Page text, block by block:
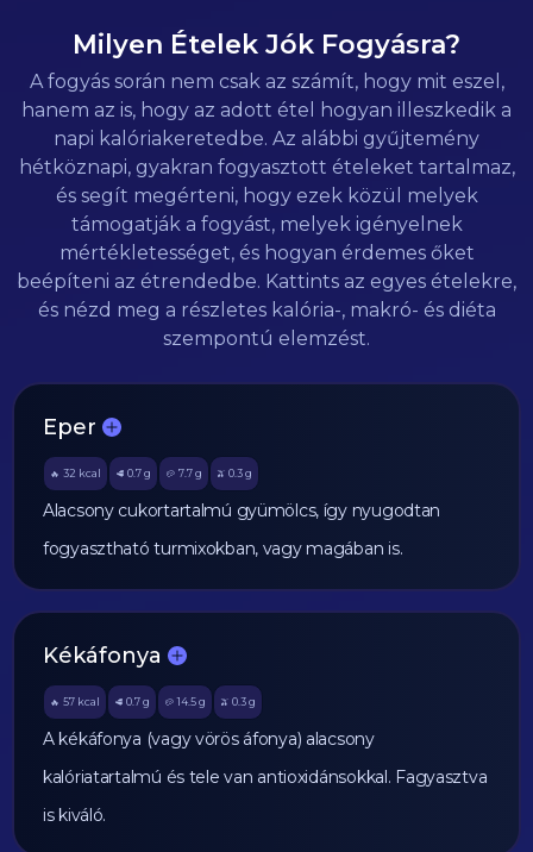
Milyen Ételek Jók Fogyásra?
A fogyás során nem csak az számít, hogy mit eszel,
hanem az is, hogy az adott étel hogyan illeszkedik a
napi kalóriakeretedbe. Az alábbi gyűjtemény
hétköznapi, gyakran fogyasztott ételeket tartalmaz,
és segít megérteni, hogy ezek közül melyek
támogatják a fogyást, melyek igényelnek
mértékletességet, és hogyan érdemes őket
beépíteni az étrendedbe. Kattints az egyes ételekre,
és nézd meg a részletes kalória-, makró- és diéta
szempontú elemzést.
Eper
🔥 32 kcal 🥩 0.7g 🥔 7.7 g 🫒 0.3g
Alacsony cukortartalmú gyümölcs, így nyugodtan
fogyasztható turmixokban, vagy magában is.
Kékáfonya
🔥 57 kcal 🥩 0.7g 🥔 14.5 g 🫒 0.3g
A kékáfonya (vagy vörös áfonya) alacsony
kalóriatartalmú és tele van antioxidánsokkal. Fagyasztva
is kiváló.